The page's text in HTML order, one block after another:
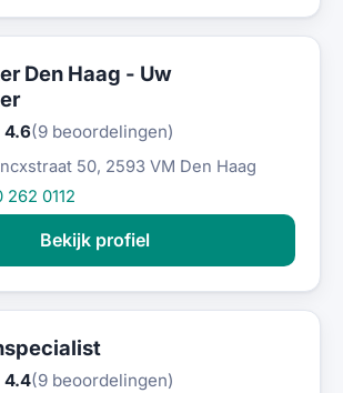
Den Haag - Uw
4.6(9 beoordelingen)
50, 2593 VM Den Haag
262 0112
Bekijk profiel
4.4(9 beoordelingen)